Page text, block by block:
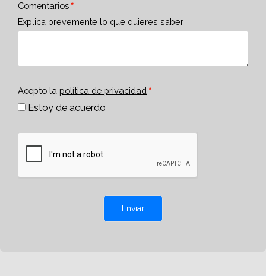
Comentarios
Explica brevemente lo que quieres saber
Acepto la política de privacidad
Estoy de acuerdo
Enviar